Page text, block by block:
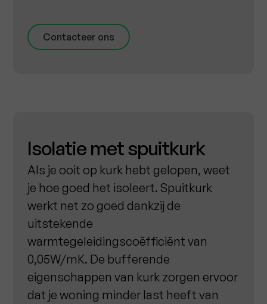
Contacteer ons
Isolatie met spuitkurk
Als je ooit op kurk hebt gelopen, weet
je hoe goed het isoleert. Spuitkurk
werkt net zo goed dankzij de
uitstekende
warmtegeleidingscoëfficiënt van
0,05W/mK. De bufferende
eigenschappen van kurk zorgen ervoor
dat je woning minder last heeft van